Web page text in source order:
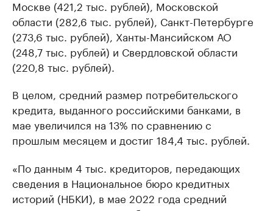
Москве (421,2 тыс. рублей), Московской
области (282,6 тыс. рублей), Санкт-Петербурге
(273,6 тыс. рублей), Ханты-Мансийском АО
(248,7 тыс. рублей) и Свердловской области
(220,8 тыс. рублей).
В целом, средний размер потребительского
кредита, выданного российскими банками, в
мае увеличился на 13% по сравнению с
прошлым месяцем и достиг 184,4 тыс. рублей.
«По данным 4 тыс. кредиторов, передающих
сведения в Национальное бюро кредитных
историй (НБКИ), в мае 2022 года средний